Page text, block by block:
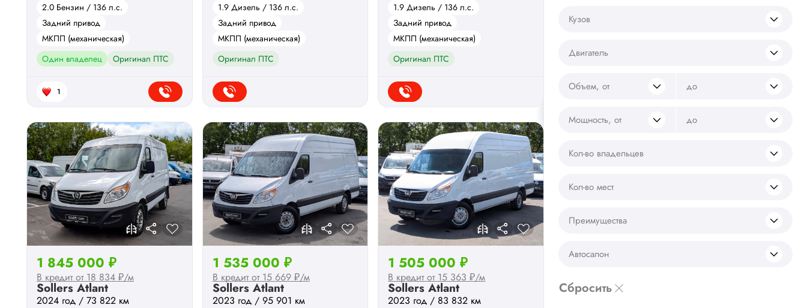
2.0 Бензин / 136 л.с.
Задний привод
МКПП (механическая)
Один владелец
Оригинал ПТС
1
1.9 Дизель / 136 л.с.
Задний привод
МКПП (механическая)
Оригинал ПТС
1.9 Дизель / 136 л.с.
Задний привод
МКПП (механическая)
Оригинал ПТС
Sollers Atlant
2024 год / 73 822 км
1 845 000 ₽
В кредит от 18 834 ₽/м
Sollers Atlant
2023 год / 95 901 км
1 535 000 ₽
В кредит от 15 669 ₽/м
Sollers Atlant
2023 год / 83 832 км
1 505 000 ₽
В кредит от 15 363 ₽/м
Кузов
Двигатель
Объем, от до
Мощность, от до
Кол-во владельцев
Кол-во мест
Преимущества
Автосалон
Сбросить